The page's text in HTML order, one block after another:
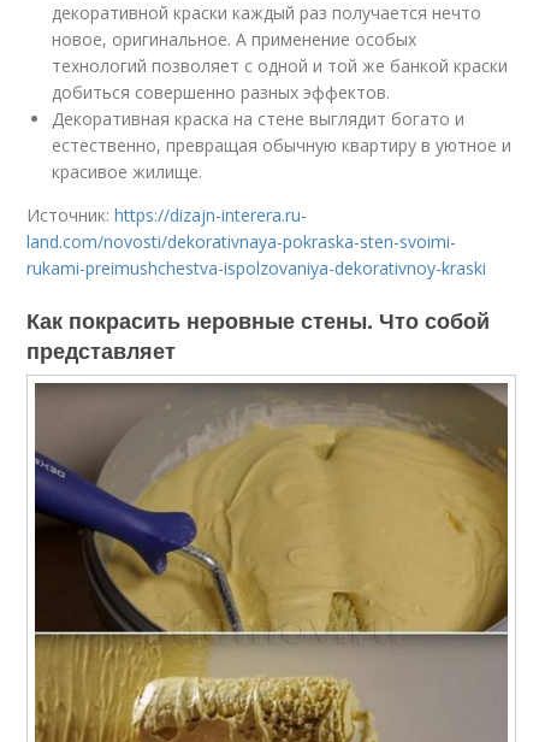
декоративной краски каждый раз получается нечто
новое, оригинальное. А применение особых
технологий позволяет с одной и той же банкой краски
добиться совершенно разных эффектов.
Декоративная краска на стене выглядит богато и
естественно, превращая обычную квартиру в уютное и
красивое жилище.
Источник:https://dizajn-interera.ru-
land.com/novosti/dekorativnaya-pokraska-sten-svoimi-
rukami-preimushchestva-ispolzovaniya-dekorativnoy-kraski
Как покрасить неровные стены. Что собой
представляет